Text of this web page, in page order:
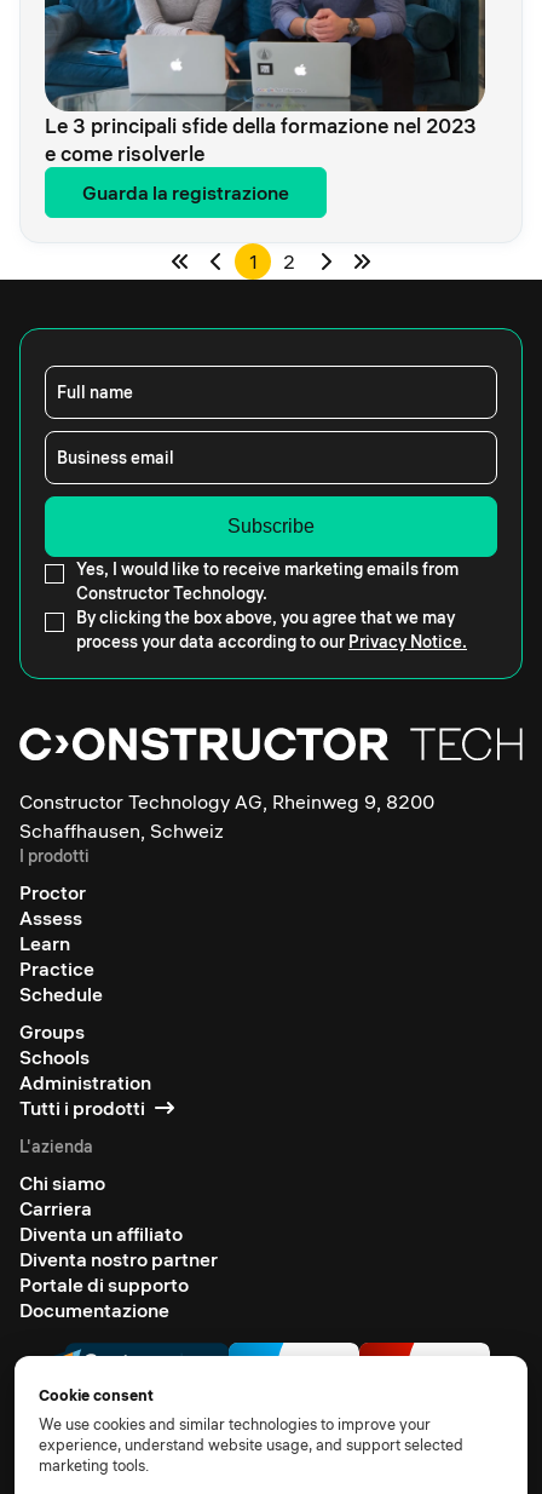
Le 3 principali sfide della formazione nel 2023
e come risolverle
Guarda la registrazione
1 2
Full name
Business email
Yes, I would like to receive marketing emails from
Constructor Technology.
By clicking the box above, you agree that we may
process your data according to our Privacy Notice.
Constructor Technology AG, Rheinweg 9, 8200
Schaffhausen, Schweiz
I prodotti
Proctor
Assess
Learn
Practice
Schedule
Groups
Schools
Administration
Tutti i prodotti
L'azienda
Chi siamo
Carriera
Diventa un affiliato
Diventa nostro partner
Portale di supporto
Documentazione
Cookie consent
We use cookies and similar technologies to improve your
experience, understand website usage, and support selected
marketing tools.